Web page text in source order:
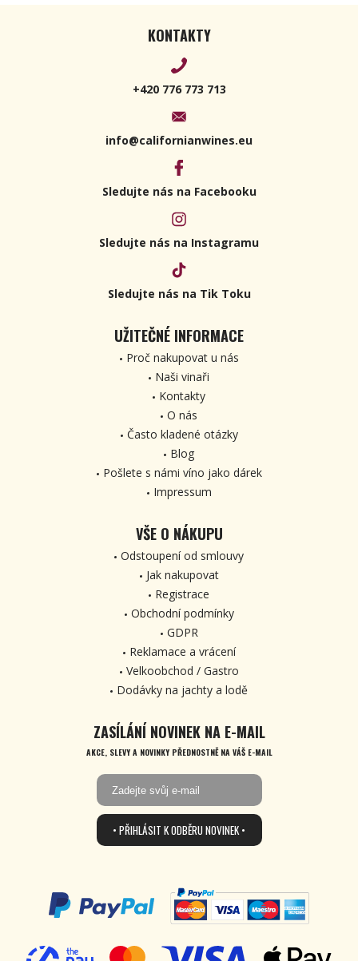
KONTAKTY
+420 776 773 713
info@californianwines.eu
Sledujte nás na Facebooku
Sledujte nás na Instagramu
Sledujte nás na Tik Toku
UŽITEČNÉ INFORMACE
Proč nakupovat u nás
Naši vinaři
Kontakty
O nás
Často kladené otázky
Blog
Pošlete s námi víno jako dárek
Impressum
VŠE O NÁKUPU
Odstoupení od smlouvy
Jak nakupovat
Registrace
Obchodní podmínky
GDPR
Reklamace a vrácení
Velkoobchod / Gastro
Dodávky na jachty a lodě
ZASÍLÁNÍ NOVINEK NA E-MAIL
AKCE, SLEVY A NOVINKY PŘEDNOSTNĚ NA VÁŠ E-MAIL
• PŘIHLÁSIT K ODBĚRU NOVINEK •